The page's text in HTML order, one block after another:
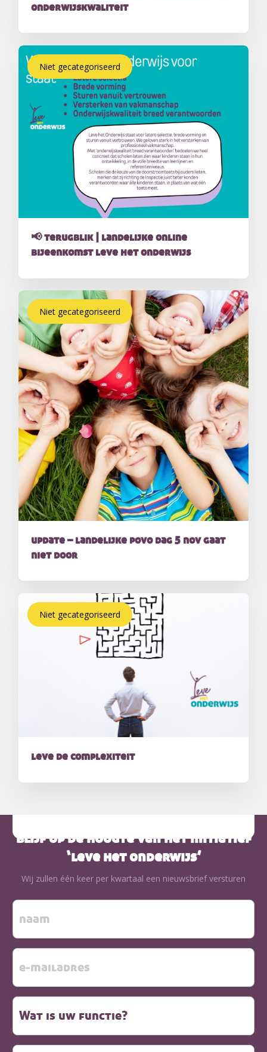
onderwijskwaliteit
Niet gecategoriseerd
📢 terugblik | landelijke online
bijeenkomst leve het onderwijs
Niet gecategoriseerd
update – landelijke povo dag 5 nov gaat
niet door
Niet gecategoriseerd
leve de complexiteit
blijf op de hoogte van het initiatief
‘leve het onderwijs’
Wij zullen één keer per kwartaal een nieuwsbrief versturen